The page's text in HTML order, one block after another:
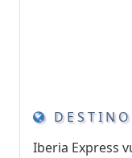
Iberia Express